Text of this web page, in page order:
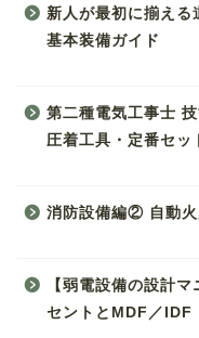
新人が最初に揃える
基本装備ガイド
第二種電気工事士
圧着工具・定番セッ
消防設備編② 自動
【弱電設備の設計
セントとMDF／IDF